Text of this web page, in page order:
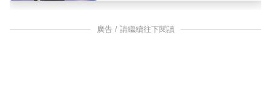
廣告 / 請繼續往下閱讀